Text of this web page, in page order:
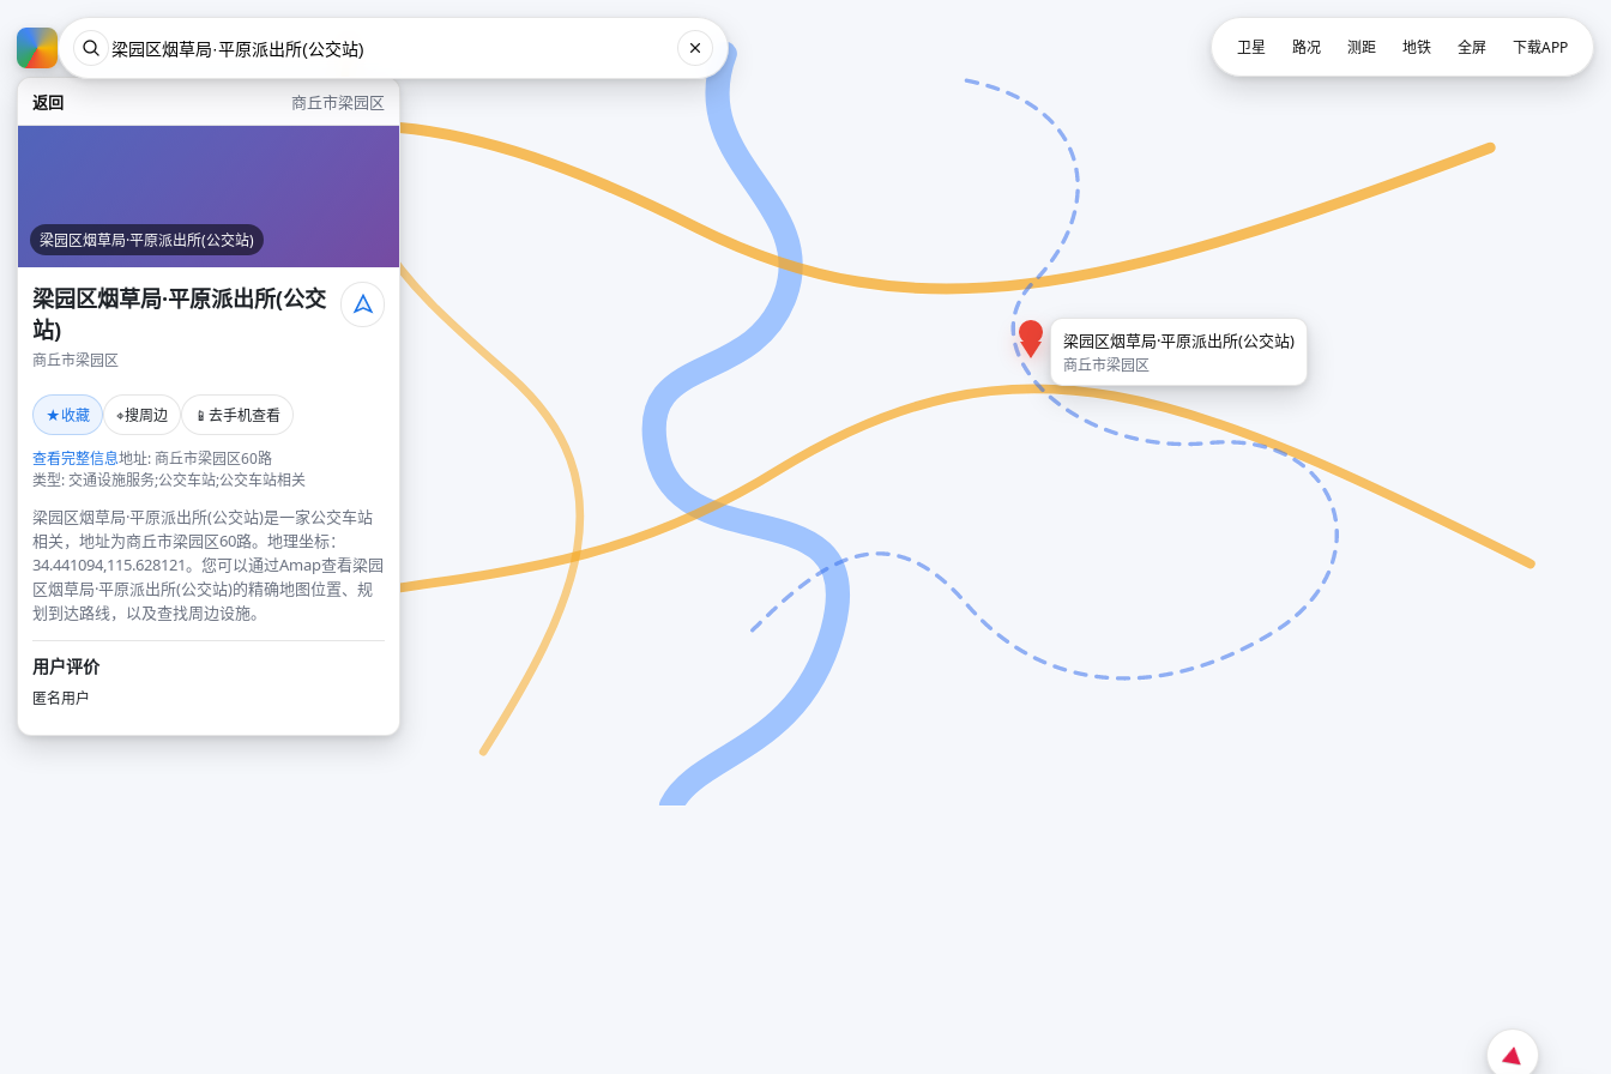
返回 商丘市梁园区
梁园区烟草局·平原派出所(公交站)
梁园区烟草局·平原派出所(公交
站)
商丘市梁园区
★收藏 ⌖搜周边 📱 去手机查看
查看完整信息地址: 商丘市梁园区60路
类型: 交通设施服务;公交车站;公交车站相关
梁园区烟草局·平原派出所(公交站)是一家公交车站
相关，地址为商丘市梁园区60路。地理坐标：
34.441094,115.628121。您可以通过Amap查看梁园
区烟草局·平原派出所(公交站)的精确地图位置、规
划到达路线，以及查找周边设施。
用户评价
匿名用户
梁园区烟草局·平原派出所(公交站)
商丘市梁园区
卫星 路况 测距 地铁 全屏 下载APP